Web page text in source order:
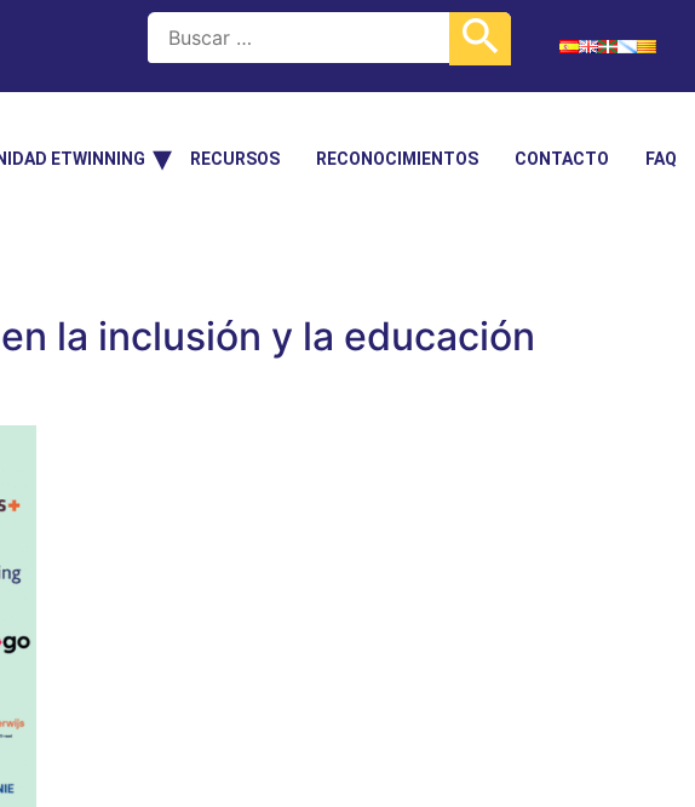
ETWINNING RECURSOS RECONOCIMIENTOS CONTACTO FAQ
la inclusión y la educación